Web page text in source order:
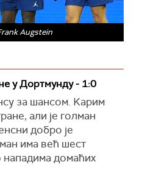
Augstein
у Дортмунду - 1:0
за шансом. Kарим
али је голман
добро је
има већ шест
домаћих